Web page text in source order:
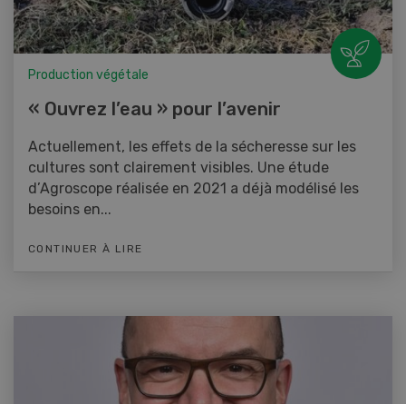
Production végétale
« Ouvrez l’eau » pour l’avenir
Actuellement, les effets de la sécheresse sur les
cultures sont clairement visibles. Une étude
d’Agroscope réalisée en 2021 a déjà modélisé les
besoins en...
CONTINUER À LIRE